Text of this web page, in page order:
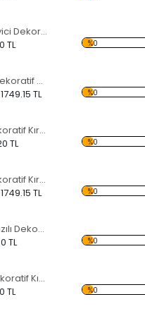
Genel İzleyici Dekoratif Kırılmaz Ayna
TL %0
3 Parçalı Dekoratif Kırılmaz Ayna
1749.15 TL %0
Kanatlı Dekoratif Kırılmaz Ayna
TL %0
Dagon Dekoratif Kırılmaz Ayna
1749.15 TL %0
İstanbul Yazılı Dekoratif Kırılmaz Ayna
TL %0
Çeşme Dekoratif Kırılmaz Ayna
TL %0